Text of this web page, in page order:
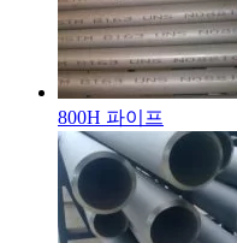
800H 파이프